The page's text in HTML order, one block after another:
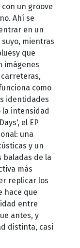
un groove
Ahí se
en un
mientras
que
imágenes
como
identidades
la intensidad
el EP
una
y un
baladas de la
más
replicar los
hace que
entre
antes, y
distinta, casi